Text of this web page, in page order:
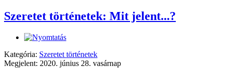
Szeretet történetek: Mit jelent...?
Kategória: Szeretet történetek
Megjelent: 2020. június 28. vasárnap